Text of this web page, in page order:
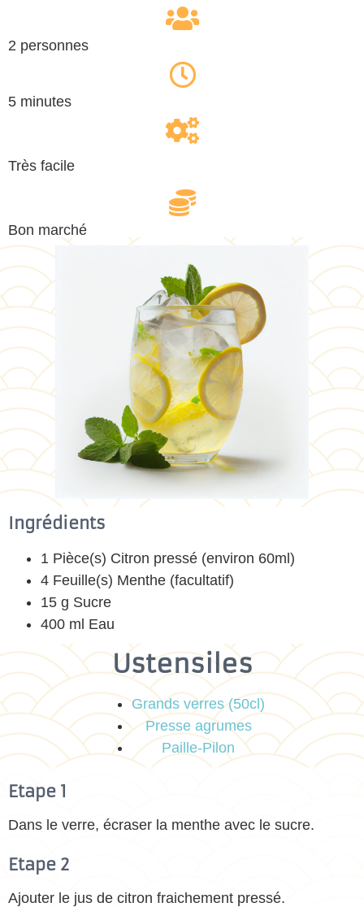
2 personnes
5 minutes
Très facile
Bon marché
Ingrédients
1 Pièce(s) Citron pressé (environ 60ml)
4 Feuille(s) Menthe (facultatif)
15 g Sucre
400 ml Eau
Ustensiles
Grands verres (50cl)
Presse agrumes
Paille-Pilon
Etape 1
Dans le verre, écraser la menthe avec le sucre.
Etape 2
Ajouter le jus de citron fraichement pressé.